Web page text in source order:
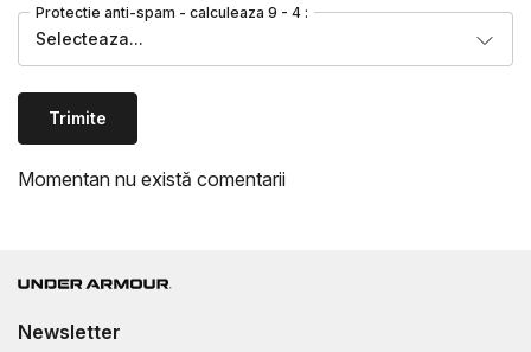
Protectie anti-spam - calculeaza 9 - 4 :
Selecteaza...
Trimite
Momentan nu există comentarii
Newsletter